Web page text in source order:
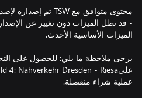
- قد تظل الميزات دون تغيير عن
يرجى ملاحظة ما يلي: للحصول على